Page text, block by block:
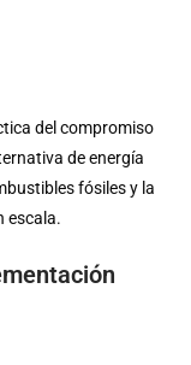
del compromiso
de energía
fósiles y la
escala.